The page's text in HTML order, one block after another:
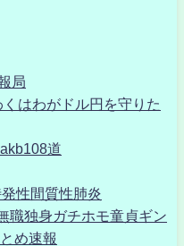
局
はわがドル円を守りた
道
性間質性肺炎
職独身ガチホモ童貞ギン
め速報